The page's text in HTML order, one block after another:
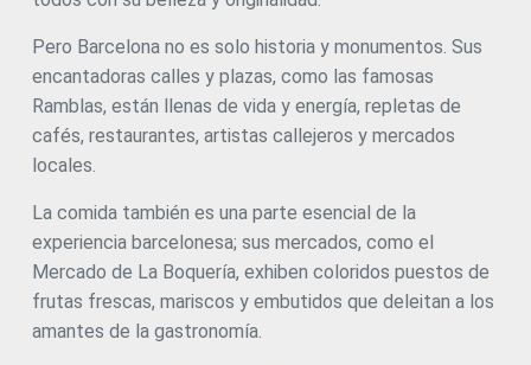
Pero Barcelona no es solo historia y monumentos. Sus
encantadoras calles y plazas, como las famosas
Ramblas, están llenas de vida y energía, repletas de
cafés, restaurantes, artistas callejeros y mercados
locales.
La comida también es una parte esencial de la
experiencia barcelonesa; sus mercados, como el
Mercado de La Boquería, exhiben coloridos puestos de
frutas frescas, mariscos y embutidos que deleitan a los
amantes de la gastronomía.